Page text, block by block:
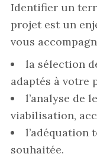
Identifier un
projet est un
vous
la sélection
adaptés à votre
l’analyse de
viabilisation,
l’adéquation
souhaitée.